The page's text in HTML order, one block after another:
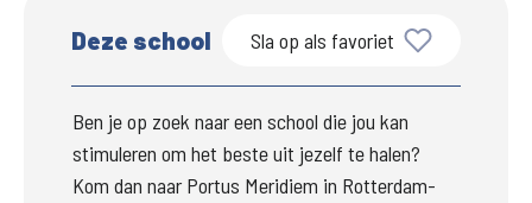
Deze school Sla op als favoriet
Ben je op zoek naar een school die jou kan
stimuleren om het beste uit jezelf te halen?
Kom dan naar Portus Meridiem in Rotterdam-